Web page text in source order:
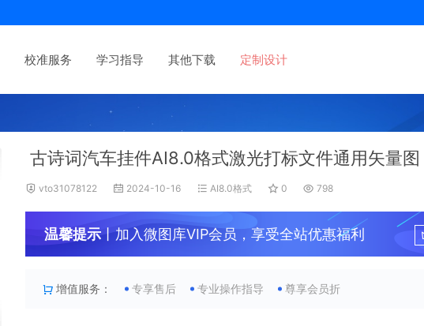
校准服务 学习指导 其他下载 定制设计
古诗词汽车挂件AI8.0格式激光打标文件通用矢量图
vto31078122 2024-10-16 AI8.0格式 0 798
温馨提示丨加入微图库VIP会员，享受全站优惠福利
增值服务： 专享售后 专业操作指导 尊享会员折